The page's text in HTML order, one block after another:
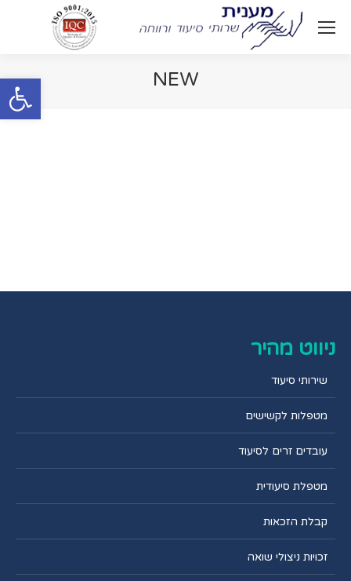
Open toolbar NEW
ניווט מהיר
שירותי סיעוד
מטפלות לקשישים
עובדים זרים לסיעוד
מטפלת סיעודית
קבלת הזכאות
זכויות ניצולי שואה